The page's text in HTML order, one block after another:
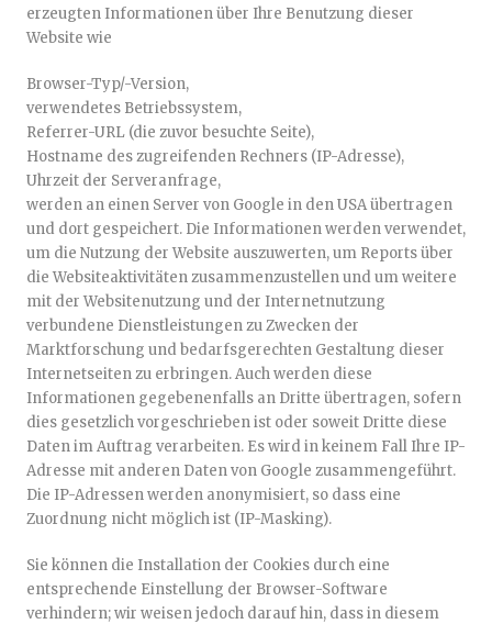
erzeugten Informationen über Ihre Benutzung dieser
Website wie
Browser-Typ/-Version,
verwendetes Betriebssystem,
Referrer-URL (die zuvor besuchte Seite),
Hostname des zugreifenden Rechners (IP-Adresse),
Uhrzeit der Serveranfrage,
werden an einen Server von Google in den USA übertragen
und dort gespeichert. Die Informationen werden verwendet,
um die Nutzung der Website auszuwerten, um Reports über
die Websiteaktivitäten zusammenzustellen und um weitere
mit der Websitenutzung und der Internetnutzung
verbundene Dienstleistungen zu Zwecken der
Marktforschung und bedarfsgerechten Gestaltung dieser
Internetseiten zu erbringen. Auch werden diese
Informationen gegebenenfalls an Dritte übertragen, sofern
dies gesetzlich vorgeschrieben ist oder soweit Dritte diese
Daten im Auftrag verarbeiten. Es wird in keinem Fall Ihre IP-
Adresse mit anderen Daten von Google zusammengeführt.
Die IP-Adressen werden anonymisiert, so dass eine
Zuordnung nicht möglich ist (IP-Masking).
Sie können die Installation der Cookies durch eine
entsprechende Einstellung der Browser-Software
verhindern; wir weisen jedoch darauf hin, dass in diesem